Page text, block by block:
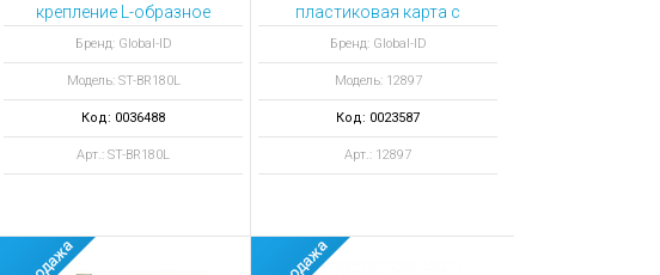
крепление L-образное
Бренд: Global-ID
Модель: ST-BR180L
Код: 0036488
Арт.: ST-BR180L
пластиковая карта с
магнитной полосой
цвет серебряный
Бренд: Global-ID
Модель: 12897
Код: 0023587
Арт.: 12897